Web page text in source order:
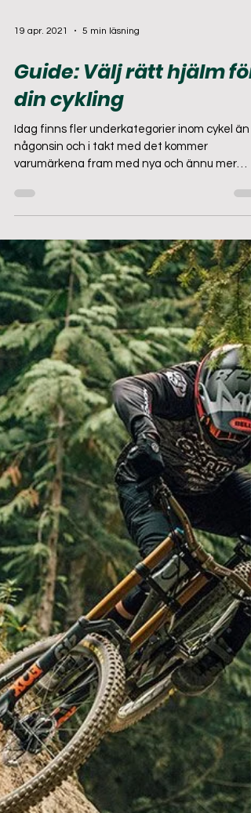
19 apr. 2021 5 min läsning
Guide: Välj rätt hjälm för
din cykling
varumärkena fram med nya och ännu mer
nischade modeller...